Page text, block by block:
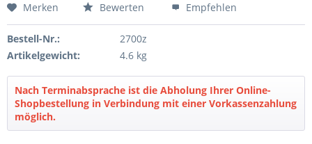
Merken Bewerten Empfehlen
Bestell-Nr.:
2700z
Artikelgewicht:
4.6 kg
Nach Terminabsprache ist die Abholung Ihrer Online-
Shopbestellung in Verbindung mit einer Vorkassenzahlung
möglich.